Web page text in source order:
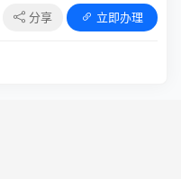
分享 立即办理